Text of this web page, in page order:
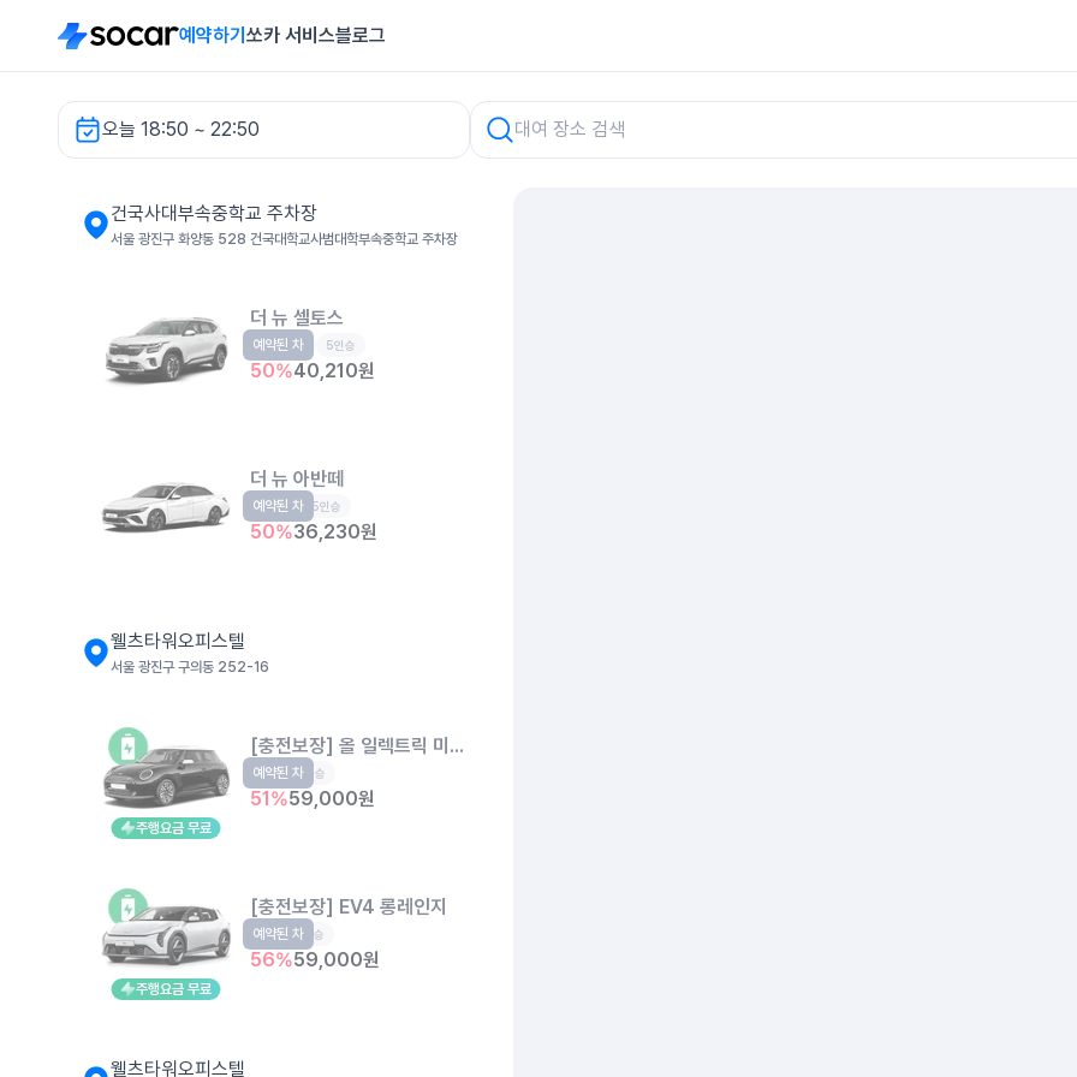
예약하기 쏘카 서비스블로그
오늘 18:50 ~ 22:50
건국사대부속중학교 주차장 렌터카
건국사대부속중학교 주차장
서울 광진구 화양동 528 건국대학교사범대학부속중학교 주차장
더 뉴 셀토스
소형SUV 5인승
50%40,210원
예약된 차
더 뉴 아반떼
준중형 5인승
50%36,230원
예약된 차
웰츠타워오피스텔
서울 광진구 구의동 252-16
주행요금 무료
[충전보장] 올 일렉트릭 미니 쿠퍼
EV 4인승
51%59,000원
예약된 차
주행요금 무료
[충전보장] EV4 롱레인지
EV 5인승
56%59,000원
예약된 차
웰츠타워오피스텔